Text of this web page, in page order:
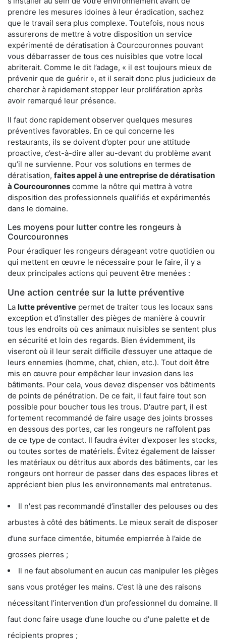
prendre les mesures idoines à leur éradication, sachez
que le travail sera plus complexe. Toutefois, nous nous
assurerons de mettre à votre disposition un service
expérimenté de dératisation à Courcouronnes pouvant
vous débarrasser de tous ces nuisibles que votre local
abriterait. Comme le dit l’adage, « il est toujours mieux de
prévenir que de guérir », et il serait donc plus judicieux de
chercher à rapidement stopper leur prolifération après
avoir remarqué leur présence.
Il faut donc rapidement observer quelques mesures
préventives favorables. En ce qui concerne les
restaurants, ils se doivent d’opter pour une attitude
proactive, c’est-à-dire aller au-devant du problème avant
qu’il ne survienne. Pour vos solutions en termes de
dératisation, faites appel à une entreprise de dératisation
à Courcouronnes comme la nôtre qui mettra à votre
disposition des professionnels qualifiés et expérimentés
dans le domaine.
Les moyens pour lutter contre les rongeurs à
Courcouronnes
Pour éradiquer les rongeurs dérageant votre quotidien ou
qui mettent en œuvre le nécessaire pour le faire, il y a
deux principales actions qui peuvent être menées :
Une action centrée sur la lutte préventive
La lutte préventive permet de traiter tous les locaux sans
exception et d'installer des pièges de manière à couvrir
tous les endroits où ces animaux nuisibles se sentent plus
en sécurité et loin des regards. Bien évidemment, ils
viseront où il leur serait difficile d’essuyer une attaque de
leurs ennemies (homme, chat, chien, etc.). Tout doit être
mis en œuvre pour empêcher leur invasion dans les
bâtiments. Pour cela, vous devez dispenser vos bâtiments
de points de pénétration. De ce fait, il faut faire tout son
possible pour boucher tous les trous. D'autre part, il est
fortement recommandé de faire usage des joints brosses
en dessous des portes, car les rongeurs ne raffolent pas
de ce type de contact. Il faudra éviter d'exposer les stocks,
ou toutes sortes de matériels. Évitez également de laisser
les matériaux ou détritus aux abords des bâtiments, car les
rongeurs ont horreur de passer dans des espaces libres et
apprécient bien plus les environnements mal entretenus.
Il n'est pas recommandé d’installer des pelouses ou des
arbustes à côté des bâtiments. Le mieux serait de disposer
d’une surface cimentée, bitumée empierrée à l’aide de
grosses pierres ;
Il ne faut absolument en aucun cas manipuler les pièges
sans vous protéger les mains. C’est là une des raisons
nécessitant l’intervention d’un professionnel du domaine. Il
faut donc faire usage d’une louche ou d'une palette et de
récipients propres ;